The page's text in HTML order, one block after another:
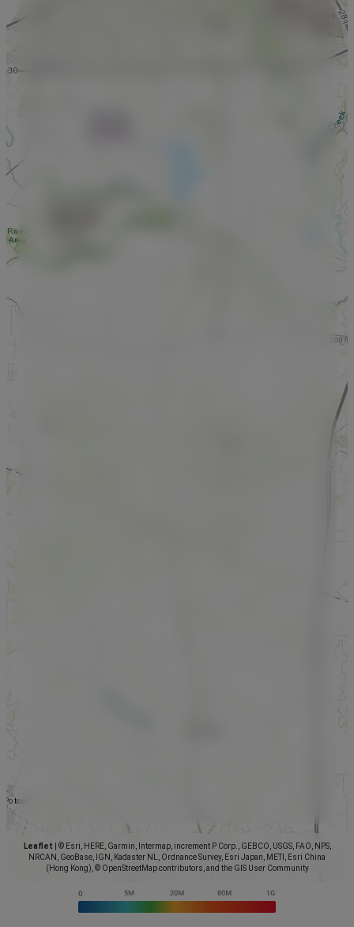
Leaflet
© Esri, HERE, Garmin, Intermap, increment P Corp., GEBCO, USGS, FAO, NPS,
NRCAN, GeoBase, IGN, Kadaster NL, Ordnance Survey, Esri Japan, METI, Esri China
(Hong Kong), © OpenStreetMap contributors, and the GIS User Community